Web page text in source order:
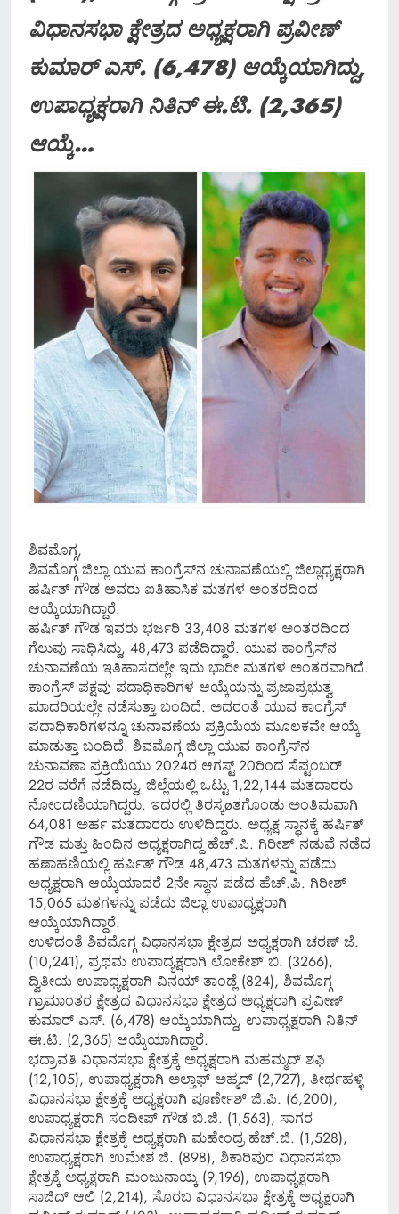
ವಿಧಾನಸಭಾ ಕ್ಷೇತ್ರದ ಅಧ್ಯಕ್ಷರಾಗಿ ಪ್ರವೀಣ್
ಕುಮಾರ್ ಎಸ್. (6,478) ಆಯ್ಕೆಯಾಗಿದ್ದು,
ಉಪಾಧ್ಯಕ್ಷರಾಗಿ ನಿತಿನ್ ಈ.ಟಿ. (2,365)
ಆಯ್ಕೆ…
ಶಿವಮೊಗ್ಗ,
ಶಿವಮೊಗ್ಗ ಜಿಲ್ಲಾ ಯುವ ಕಾಂಗ್ರೆಸ್‍ನ ಚುನಾವಣೆಯಲ್ಲಿ ಜಿಲ್ಲಾಧ್ಯಕ್ಷರಾಗಿ
ಹರ್ಷಿತ್ ಗೌಡ ಅವರು ಐತಿಹಾಸಿಕ ಮತಗಳ ಅಂತರದಿಂದ
ಆಯ್ಕೆಯಾಗಿದ್ದಾರೆ.
ಹರ್ಷಿತ್ ಗೌಡ ಇವರು ಭರ್ಜರಿ 33,408 ಮತಗಳ ಅಂತರದಿಂದ
ಗೆಲುವು ಸಾಧಿಸಿದ್ದು, 48,473 ಪಡೆದಿದ್ದಾರೆ. ಯುವ ಕಾಂಗ್ರೆಸ್‍ನ
ಚುನಾವಣೆಯ ಇತಿಹಾಸದಲ್ಲೇ ಇದು ಭಾರೀ ಮತಗಳ ಅಂತರವಾಗಿದೆ.
ಕಾಂಗ್ರೆಸ್ ಪಕ್ಷವು ಪದಾಧಿಕಾರಿಗಳ ಆಯ್ಕೆಯನ್ನು ಪ್ರಜಾಪ್ರಭುತ್ವ
ಮಾದರಿಯಲ್ಲೇ ನಡೆಸುತ್ತಾ ಬಂದಿದೆ. ಅದರಂತೆ ಯುವ ಕಾಂಗ್ರೆಸ್
ಪದಾಧಿಕಾರಿಗಳನ್ನೂ ಚುನಾವಣೆಯ ಪ್ರಕ್ರಿಯೆಯ ಮೂಲಕವೇ ಆಯ್ಕೆ
ಮಾಡುತ್ತಾ ಬಂದಿದೆ. ಶಿವಮೊಗ್ಗ ಜಿಲ್ಲಾ ಯುವ ಕಾಂಗ್ರೆಸ್‍ನ
ಚುನಾವಣಾ ಪ್ರಕ್ರಿಯೆಯು 2024ರ ಆಗಸ್ಟ್ 20ರಿಂದ ಸೆಪ್ಟಂಬರ್
22ರ ವರೆಗೆ ನಡೆದಿದ್ದು, ಜಿಲ್ಲೆಯಲ್ಲಿ ಒಟ್ಟು 1,22,144 ಮತದಾರರು
ನೋಂದಣಿಯಾಗಿದ್ದರು. ಇದರಲ್ಲಿ ತಿರಸ್ಕøತಗೊಂಡು ಅಂತಿಮವಾಗಿ
64,081 ಅರ್ಹ ಮತದಾರರು ಉಳಿದಿದ್ದರು. ಅಧ್ಯಕ್ಷ ಸ್ಥಾನಕ್ಕೆ ಹರ್ಷಿತ್
ಗೌಡ ಮತ್ತು ಹಿಂದಿನ ಅಧ್ಯಕ್ಷರಾಗಿದ್ದ ಹೆಚ್.ಪಿ. ಗಿರೀಶ್ ನಡುವೆ ನಡೆದ
ಹಣಾಹಣಿಯಲ್ಲಿ ಹರ್ಷಿತ್ ಗೌಡ 48,473 ಮತಗಳನ್ನು ಪಡೆದು
ಅಧ್ಯಕ್ಷರಾಗಿ ಆಯ್ಕೆಯಾದರೆ 2ನೇ ಸ್ಥಾನ ಪಡೆದ ಹೆಚ್.ಪಿ. ಗಿರೀಶ್
15,065 ಮತಗಳನ್ನು ಪಡೆದು ಜಿಲ್ಲಾ ಉಪಾಧ್ಯಕ್ಷರಾಗಿ
ಆಯ್ಕೆಯಾಗಿದ್ದಾರೆ.
ಉಳಿದಂತೆ ಶಿವಮೊಗ್ಗ ವಿಧಾನಸಭಾ ಕ್ಷೇತ್ರದ ಅಧ್ಯಕ್ಷರಾಗಿ ಚರಣ್ ಜೆ.
(10,241), ಪ್ರಥಮ ಉಪಾದ್ಯಕ್ಷರಾಗಿ ಲೋಕೇಶ್ ಬಿ. (3266),
ದ್ವಿತೀಯ ಉಪಾಧ್ಯಕ್ಷರಾಗಿ ವಿನಯ್ ತಾಂಡ್ಲೆ (824), ಶಿವಮೊಗ್ಗ
ಗ್ರಾಮಾಂತರ ಕ್ಷೇತ್ರದ ವಿಧಾನಸಭಾ ಕ್ಷೇತ್ರದ ಅಧ್ಯಕ್ಷರಾಗಿ ಪ್ರವೀಣ್
ಕುಮಾರ್ ಎಸ್. (6,478) ಆಯ್ಕೆಯಾಗಿದ್ದು, ಉಪಾಧ್ಯಕ್ಷರಾಗಿ ನಿತಿನ್
ಈ.ಟಿ. (2,365) ಆಯ್ಕೆಯಾಗಿದ್ದಾರೆ.
ಭದ್ರಾವತಿ ವಿಧಾನಸಭಾ ಕ್ಷೇತ್ರಕ್ಕೆ ಅಧ್ಯಕ್ಷರಾಗಿ ಮಹಮ್ಮದ್ ಶಫಿ
(12,105), ಉಪಾಧ್ಯಕ್ಷರಾಗಿ ಅಲ್ತಾಫ್ ಅಹ್ಮದ್ (2,727), ತೀರ್ಥಹಳ್ಳಿ
ವಿಧಾನಸಭಾ ಕ್ಷೇತ್ರಕ್ಕೆ ಅಧ್ಯಕ್ಷರಾಗಿ ಪೂರ್ಣೇಶ್ ಜಿ.ಪಿ. (6,200),
ಉಪಾಧ್ಯಕ್ಷರಾಗಿ ಸಂದೀಪ್ ಗೌಡ ಬಿ.ಜಿ. (1,563), ಸಾಗರ
ವಿಧಾನಸಭಾ ಕ್ಷೇತ್ರಕ್ಕೆ ಅಧ್ಯಕ್ಷರಾಗಿ ಮಹೇಂದ್ರ ಹೆಚ್.ಜಿ. (1,528),
ಉಪಾಧ್ಯಕ್ಷರಾಗಿ ಉಮೇಶ ಜಿ. (898), ಶಿಕಾರಿಪುರ ವಿಧಾನಸಭಾ
ಕ್ಷೇತ್ರಕ್ಕೆ ಅಧ್ಯಕ್ಷರಾಗಿ ಮಂಜುನಾಯ್ಕ (9,196), ಉಪಾಧ್ಯಕ್ಷರಾಗಿ
ಸಾಜಿದ್ ಆಲಿ (2,214), ಸೊರಬ ವಿಧಾನಸಭಾ ಕ್ಷೇತ್ರಕ್ಕೆ ಅಧ್ಯಕ್ಷರಾಗಿ